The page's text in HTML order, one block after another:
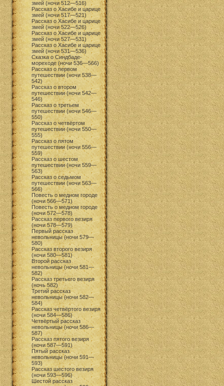
змей (ночи 512—516)
Рассказ о Хасибе и царице
змей (ночи 517—521)
Рассказ о Хасибе и царице
змей (ночи 522—526)
Рассказ о Хасибе и царице
змей (ночи 527—531)
Рассказ о Хасибе и царице
змей (ночи 531—536)
Сказка о Синдбаде-
мореходе (ночи 536—566)
Рассказ о первом
путешествии (ночи 538—
542)
Рассказ о втором
путешествии (ночи 542—
546)
Рассказ о третьем
путешествии (ночи 546—
550)
Рассказ о четвёртом
путешествии (ночи 550—
555)
Рассказ о пятом
путешествии (ночи 556—
559)
Рассказ о шестом
путешествии (ночи 559—
563)
Рассказ о седьмом
путешествии (ночи 563—
566)
Повесть о медном городе
(ночи 566—571)
Повесть о медном городе
(ночи 572—578)
Рассказ первого везиря
(ночи 578—579)
Первый рассказ
невольницы (ночи 579—
580)
Рассказ второго везиря
(ночи 580—581)
Второй рассказ
невольницы (ночи 581—
582)
Рассказ третьего везиря
(ночь 582)
Третий рассказ
невольницы (ночи 582—
584)
Рассказ четвёртого везиря
(ночи 584—586)
Четвёртый рассказ
невольницы (ночи 586—
587)
Рассказ пятого везиря
(ночи 587—591)
Пятый рассказ
невольницы (ночи 591—
593)
Рассказ шестого везиря
(ночи 593—596)
Шестой рассказ